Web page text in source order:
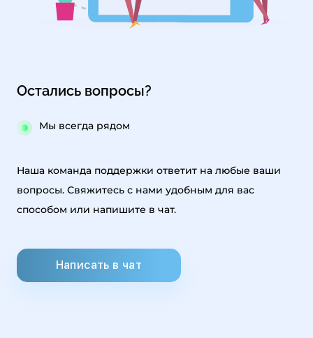
Остались вопросы?
Мы всегда рядом
Наша команда поддержки ответит на любые ваши
вопросы. Свяжитесь с нами удобным для вас
способом или напишите в чат.
Написать в чат